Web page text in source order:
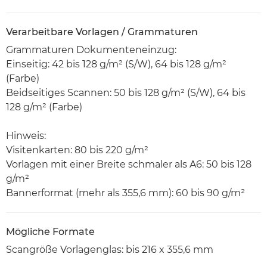
Verarbeitbare Vorlagen / Grammaturen
Grammaturen Dokumenteneinzug:
Einseitig: 42 bis 128 g/m² (S/W), 64 bis 128 g/m²
(Farbe)
Beidseitiges Scannen: 50 bis 128 g/m² (S/W), 64 bis
128 g/m² (Farbe)
Hinweis:
Visitenkarten: 80 bis 220 g/m²
Vorlagen mit einer Breite schmaler als A6: 50 bis 128
g/m²
Bannerformat (mehr als 355,6 mm): 60 bis 90 g/m²
Mögliche Formate
Scangröße Vorlagenglas: bis 216 x 355,6 mm